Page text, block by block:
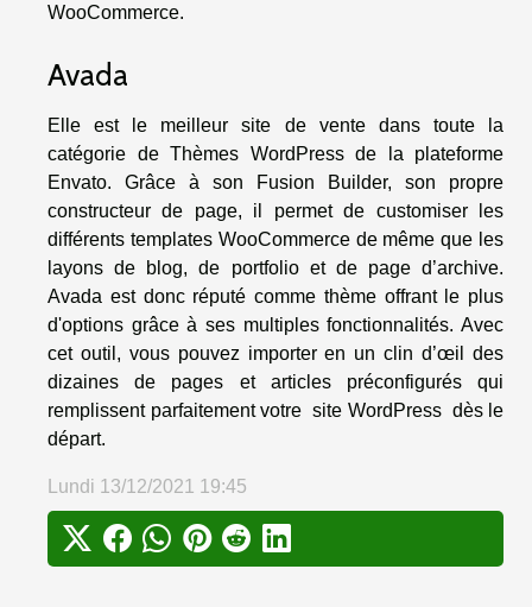
WooCommerce.
Avada
Elle est le meilleur site de vente dans toute la
catégorie de Thèmes WordPress de la plateforme
Envato. Grâce à son Fusion Builder, son propre
constructeur de page, il permet de customiser les
différents templates WooCommerce de même que les
layons de blog, de portfolio et de page d’archive.
Avada est donc réputé comme thème offrant le plus
d'options grâce à ses multiples fonctionnalités. Avec
cet outil, vous pouvez importer en un clin d’œil des
dizaines de pages et articles préconfigurés qui
remplissent parfaitement votre site WordPress dès le
départ.
Lundi 13/12/2021 19:45